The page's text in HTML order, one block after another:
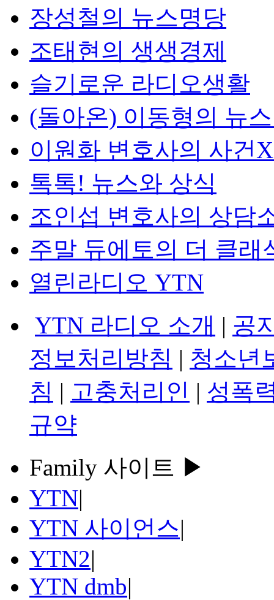
장성철의 뉴스명당
조태현의 생생경제
슬기로운 라디오생활
(돌아온) 이동형의 뉴
이원화 변호사의 사건
톡톡! 뉴스와 상식
조인섭 변호사의 상담
주말 듀에토의 더 클래
열린라디오 YTN
YTN 라디오 소개 | 공
정보처리방침 | 청소년
침 | 고충처리인 | 성폭
규약
Family 사이트 ▶
YTN|
YTN 사이언스|
YTN2|
YTN dmb|